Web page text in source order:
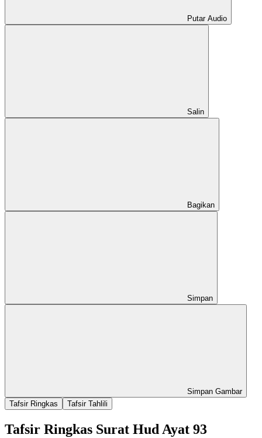
Putar Audio
Salin
Bagikan
Simpan
Simpan Gambar
Tafsir Ringkas
Tafsir Tahlili
Tafsir Ringkas Surat Hud Ayat 93